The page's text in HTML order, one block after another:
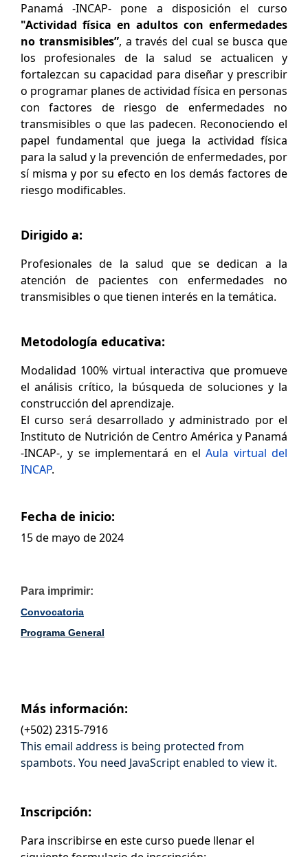
Panamá -INCAP- pone a disposición el curso
"Actividad física en adultos con enfermedades
no transmisibles”, a través del cual se busca que
los profesionales de la salud se actualicen y
fortalezcan su capacidad para diseñar y prescribir
o programar planes de actividad física en personas
con factores de riesgo de enfermedades no
transmisibles o que las padecen. Reconociendo el
papel fundamental que juega la actividad física
para la salud y la prevención de enfermedades, por
sí misma y por su efecto en los demás factores de
riesgo modificables.
Dirigido a:
Profesionales de la salud que se dedican a la
atención de pacientes con enfermedades no
transmisibles o que tienen interés en la temática.
Metodología educativa:
Modalidad 100% virtual interactiva que promueve
el análisis crítico, la búsqueda de soluciones y la
construcción del aprendizaje.
El curso será desarrollado y administrado por el
Instituto de Nutrición de Centro América y Panamá
-INCAP-, y se implementará en elAula virtual del
INCAP.
Fecha de inicio:
15 de mayo de 2024
Para imprimir:
Convocatoria
Programa General
Más información:
(+502) 2315-7916
This email address is being protected from
spambots. You need JavaScript enabled to view it.
Inscripción:
Para inscribirse en este curso puede llenar el